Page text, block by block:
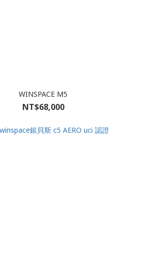
WINSPACE M5
NT$68,000